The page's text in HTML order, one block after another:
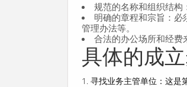
规范的名称和组织结构
明确的章程和宗旨 ：
管理办法等。
合法的办公场所和经费
具体的成
1. 寻找业务主管单位 ：这